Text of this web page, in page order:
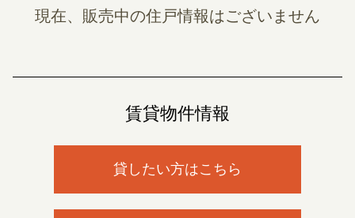
現在、販売中の住戸情報はございません
賃貸物件情報
貸したい方はこちら